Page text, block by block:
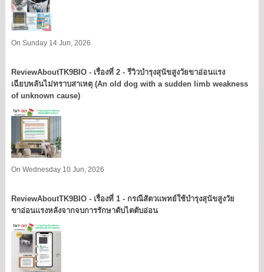
On Sunday 14 Jun, 2026
ReviewAboutTK9BIO - เรื่องที่ 2 - รีวิวบำรุงสุนัขสูงวัยขาอ่อนแรง
เฉียบพลันไม่ทราบสาเหตุ (An old dog with a sudden limb weakness
of unknown cause)
On Wednesday 10 Jun, 2026
ReviewAboutTK9BIO - เรื่องที่ 1 - กรณีสัตวแพทย์ใช้บำรุงสุนัขสูงวัย
ขาอ่อนแรงหลังจากจบการรักษาตับไตตับอ่อน